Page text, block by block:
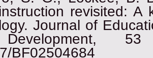
revisited: A
Journal of
BF02504684